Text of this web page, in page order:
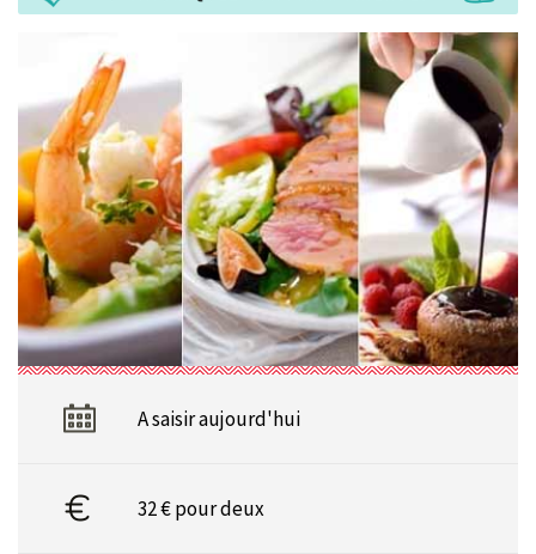
A saisir aujourd'hui
32 € pour deux